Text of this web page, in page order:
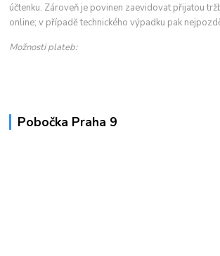
účtenku. Zároveň je povinen zaevidovat přijatou
online; v případě technického výpadku pak
Možnosti plateb:
Pobočka Praha 9